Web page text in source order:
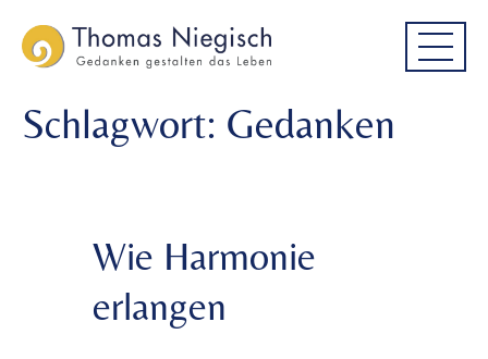
to
menu
to
content
Schlagwort: Gedanken
Wie Harmonie
erlangen